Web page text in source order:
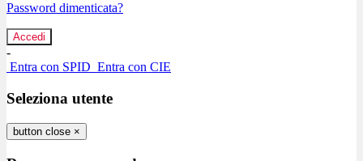
Password dimenticata?
-
Entra con SPID Entra con CIE
Seleziona utente
button close ×